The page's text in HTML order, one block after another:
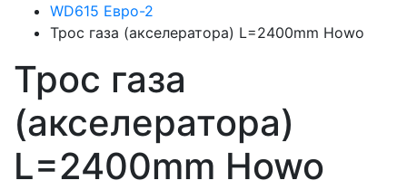
WD615 Евро-2
Трос газа (акселератора) L=2400mm Howo
Трос газа
(акселератора)
L=2400mm Howo